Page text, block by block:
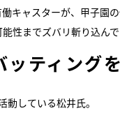
キャスターが、甲子園
性までズバリ斬り込んで
ティング
している松井氏。